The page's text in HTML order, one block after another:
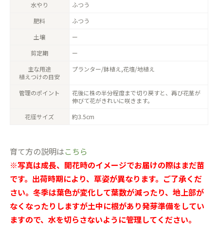
水やり
ふつう
肥料
ふつう
土壌
ー
剪定期
ー
主な用途
植えつけの目安
プランター/鉢植え,花壇/地植え
管理のポイント
花後に株の半分程度まで切り戻すと、再び花茎が
伸びて花がきれいに咲きます。
花径サイズ
約3.5cm
育て方の説明はこちら
※写真は成長、開花時のイメージでお届けの際はまだ苗
です。出荷時期により、草姿が異なります。ご了承くだ
さい。冬季は葉色が変化して葉数が減ったり、地上部が
なくなったりしますが土中に根があり発芽準備をしてい
ますので、水を切らさないように管理してください。